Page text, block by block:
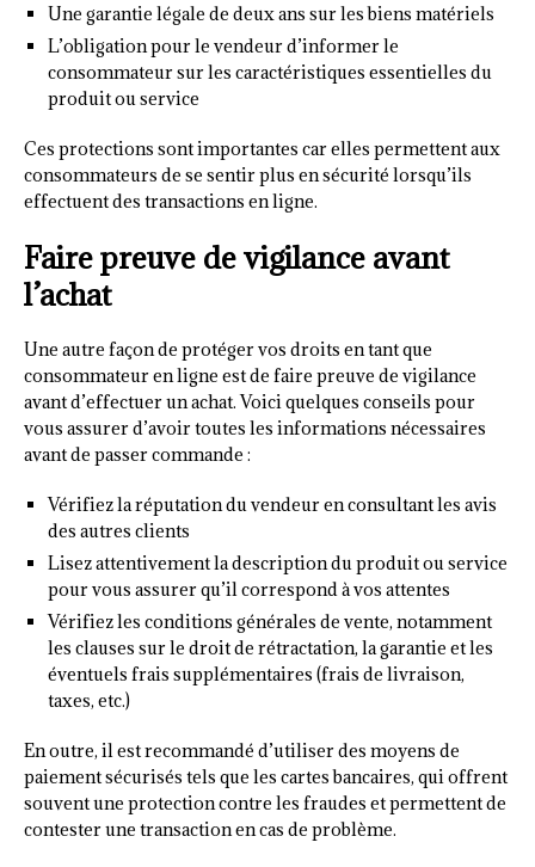
Une garantie légale de deux ans sur les biens matériels
L’obligation pour le vendeur d’informer le
consommateur sur les caractéristiques essentielles du
produit ou service
Ces protections sont importantes car elles permettent aux
consommateurs de se sentir plus en sécurité lorsqu’ils
effectuent des transactions en ligne.
Faire preuve de vigilance avant
l’achat
Une autre façon de protéger vos droits en tant que
consommateur en ligne est de faire preuve de vigilance
avant d’effectuer un achat. Voici quelques conseils pour
vous assurer d’avoir toutes les informations nécessaires
avant de passer commande :
Vérifiez la réputation du vendeur en consultant les avis
des autres clients
Lisez attentivement la description du produit ou service
pour vous assurer qu’il correspond à vos attentes
Vérifiez les conditions générales de vente, notamment
les clauses sur le droit de rétractation, la garantie et les
éventuels frais supplémentaires (frais de livraison,
taxes, etc.)
En outre, il est recommandé d’utiliser des moyens de
paiement sécurisés tels que les cartes bancaires, qui offrent
souvent une protection contre les fraudes et permettent de
contester une transaction en cas de problème.